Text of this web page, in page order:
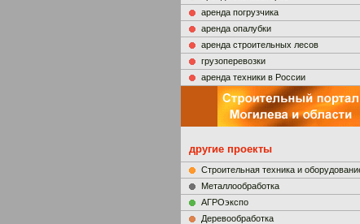
аренда погрузчика
аренда опалубки
аренда строительных лесов
грузоперевозки
аренда техники в России
другие проекты
Строительная техника и
Металлообработка
АГРОэкспо
Деревообработка